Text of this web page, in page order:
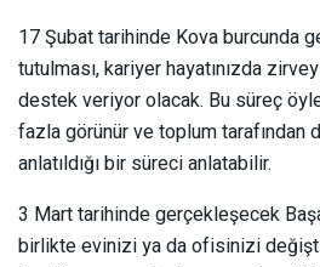
17 Şubat tarihinde Kova burcunda
tutulması, kariyer hayatınızda
destek veriyor olacak. Bu süreç
fazla görünür ve toplum
anlatıldığı bir süreci anlatabilir.
3 Mart tarihinde gerçekleşecek
birlikte evinizi ya da ofisinizi